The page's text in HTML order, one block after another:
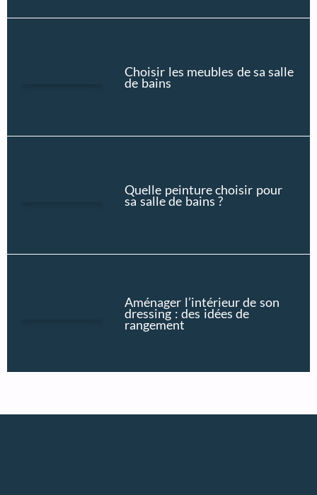
Choisir les meubles de sa salle
de bains
Quelle peinture choisir pour
sa salle de bains ?
Aménager l’intérieur de son
dressing : des idées de
rangement